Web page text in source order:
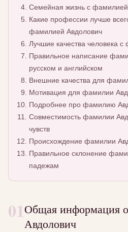
Семейная жизнь с
Какие профессии лучше
фамилией Авдолович
Лучшие качества человека
Правильное написание
русском и английском
Внешние качества для
Мотивация для фамилии
Подробнее про фамилию
Совместимость фамилии
чувств
Происхождение фамилии
Правильное склонение
падежам
01Общая информация
Авдолович